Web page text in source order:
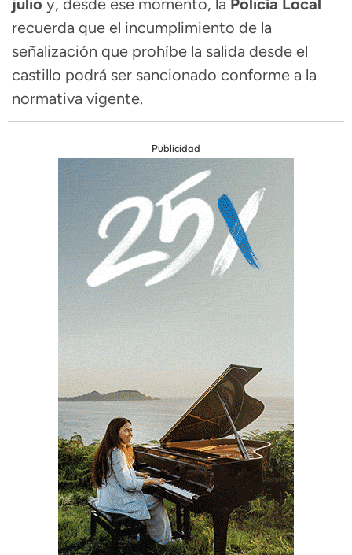
julio y, desde ese momento, la Policía Local
recuerda que el incumplimiento de la
señalización que prohíbe la salida desde el
castillo podrá ser sancionado conforme a la
normativa vigente.
Publicidad